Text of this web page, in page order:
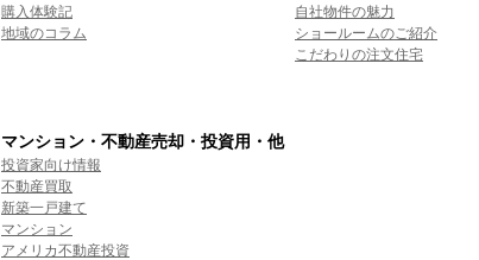
購入体験記
地域のコラム
自社物件の魅力
ショールームのご紹介
こだわりの注文住宅
マンション・不動産売却・投資用・他
投資家向け情報
不動産買取
新築一戸建て
マンション
アメリカ不動産投資